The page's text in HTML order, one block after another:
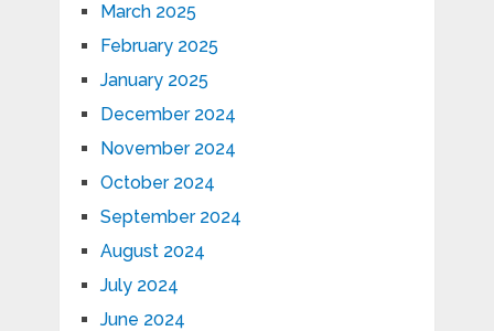
March 2025
February 2025
January 2025
December 2024
November 2024
October 2024
September 2024
August 2024
July 2024
June 2024